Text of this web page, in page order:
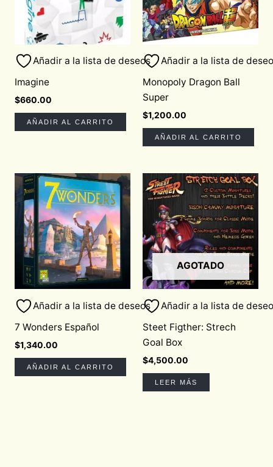
Añadir a la lista de deseos
Imagine
$660.00
AÑADIR AL CARRITO
Añadir a la lista de
Monopoly Dragon Ball
Super
$1,200.00
AÑADIR AL CARRITO
Añadir a la lista de deseos
7 Wonders Español
$1,340.00
AÑADIR AL CARRITO
AGOTADO
Añadir a la lista de
Steet Figther: Strech
Goal Box
$4,500.00
LEER MÁS